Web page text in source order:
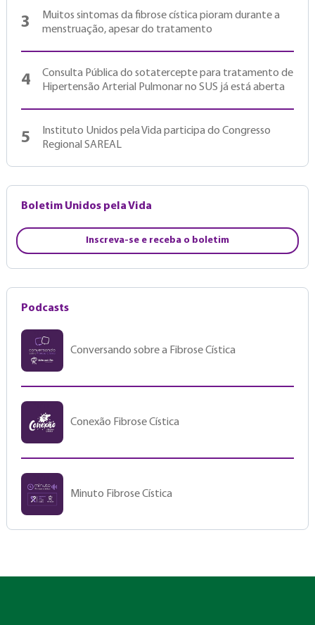
3
Muitos sintomas da fibrose cística pioram durante a
menstruação, apesar do tratamento
4
Consulta Pública do sotatercepte para tratamento de
Hipertensão Arterial Pulmonar no SUS já está aberta
5
Instituto Unidos pela Vida participa do Congresso
Regional SAREAL
Boletim Unidos pela Vida
Inscreva-se e receba o boletim
Podcasts
Conversando sobre a Fibrose Cística
Conexão Fibrose Cística
Minuto Fibrose Cística